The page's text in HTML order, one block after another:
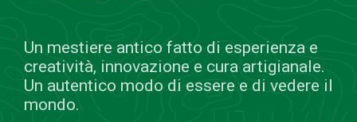
RICHIEDI UN PREVENTIVO
Un mestiere antico fatto di esperienza e
creatività, innovazione e cura artigianale.
Un autentico modo di essere e di vedere il
mondo.